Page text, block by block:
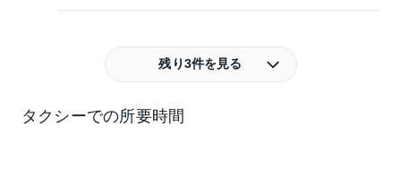
残り3件を見る
タクシーでの所要時間